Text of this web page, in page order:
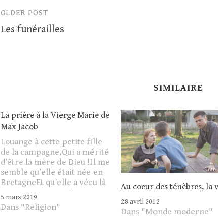
Post
navigation
OLDER POST
Les funérailles
SIMILAIRE
La prière à la Vierge Marie de
Max Jacob
Louange à cette petite fille
de la campagne,Qui a mérité
d’être la mère de Dieu !Il me
semble qu’elle était née en
BretagneEt qu’elle a vécu là
sous mes yeux....Elle est
l’unique.Elle est saluée par
Gabriel ;Elle le mérite :C’est
5 mars 2019
Dans "Religion"
Au coeur des ténèbres, la
28 avril 2012
Dans "Monde moderne"